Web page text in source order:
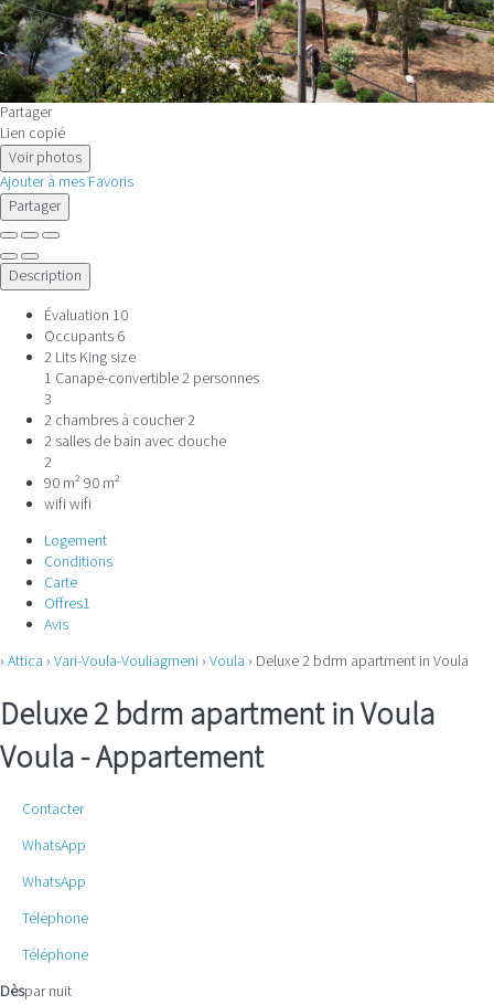
Partager
Lien copié
Voir photos
Ajouter à mes Favoris
Partager
Description
Évaluation 10
Occupants 6
2 Lits King size
1 Canapé-convertible 2 personnes
3
2 chambres à coucher2
2 salles de bain avec douche
2
90 m² 90 m²
wifi wifi
Logement
Conditions
Carte
Offres1
Avis
› Attica › Vari-Voula-Vouliagmeni › Voula › Deluxe 2 bdrm apartment in Voula
Deluxe 2 bdrm apartment in Voula
Voula -Appartement
Contacter
WhatsApp
WhatsApp
Téléphone
Téléphone
Dèspar nuit